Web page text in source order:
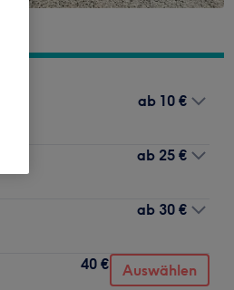
ab 10 €
ab 25 €
ab 30 €
40 € Auswählen